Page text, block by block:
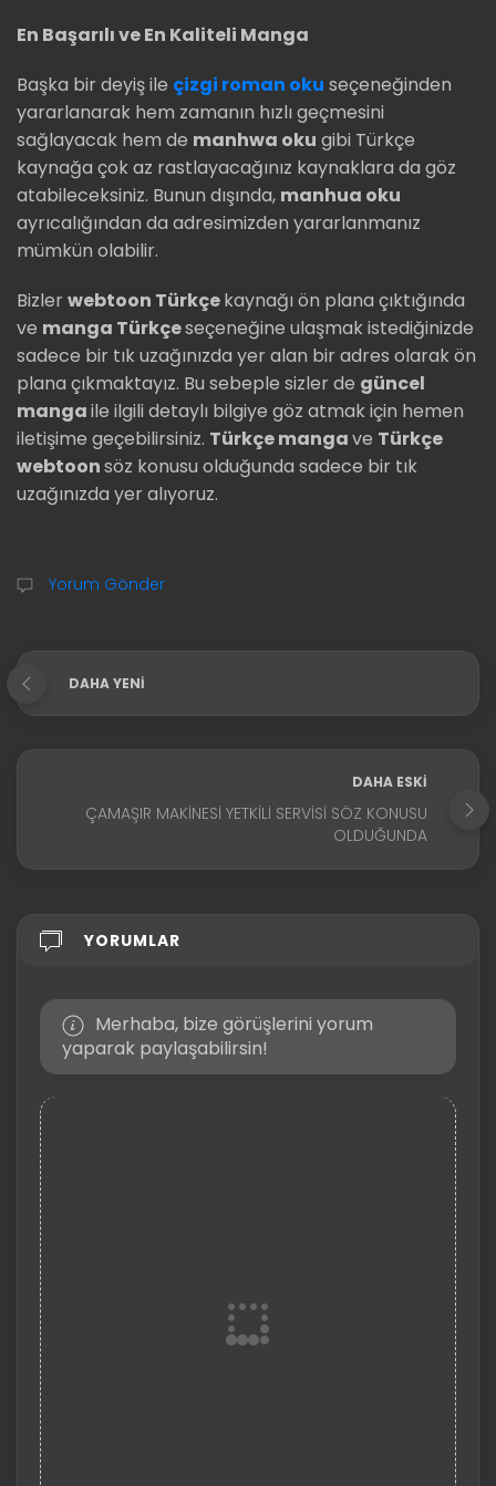
En Başarılı ve En Kaliteli Manga
Başka bir deyiş ile çizgi roman oku seçeneğinden
yararlanarak hem zamanın hızlı geçmesini
sağlayacak hem de manhwa oku gibi Türkçe
kaynağa çok az rastlayacağınız kaynaklara da göz
atabileceksiniz. Bunun dışında, manhua oku
ayrıcalığından da adresimizden yararlanmanız
mümkün olabilir.
Bizlerwebtoon Türkçekaynağı ön plana çıktığında
ve manga Türkçeseçeneğine ulaşmak istediğinizde
sadece bir tık uzağınızda yer alan bir adres olarak ön
plana çıkmaktayız. Bu sebeple sizler de güncel
mangaile ilgili detaylı bilgiye göz atmak için hemen
iletişime geçebilirsiniz. Türkçe mangave Türkçe
webtoonsöz konusu olduğunda sadece bir tık
uzağınızda yer alıyoruz.
Yorum Gönder
DAHA YENI
DAHA ESKI
ÇAMAŞIR MAKINESI YETKILI SERVISI SÖZ KONUSU
OLDUĞUNDA
YORUMLAR
Merhaba, bize görüşlerini yorum
yaparak paylaşabilirsin!